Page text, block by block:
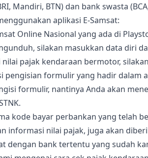
Mandiri, BTN) dan bank swasta
aplikasi E-Samsat:
Online Nasional yang ada di
silakan masukkan data diri
pajak kendaraan bermotor,
pengisian formulir yang hadir dalam
formulir, nantinya Anda akan
kode bayar perbankan yang telah
informasi nilai pajak, juga akan
dengan bank tertentu yang sudah